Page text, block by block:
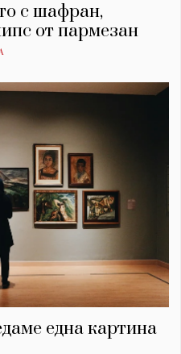
с шафран,
от пармезан
една картина